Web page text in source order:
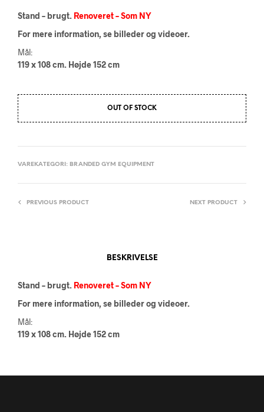
Stand – brugt. Renoveret – Som NY
For mere information, se billeder og videoer.
Mål:
119 x 108 cm. Højde 152 cm
OUT OF STOCK
VAREKATEGORI: BRANDED GYM EQUIPMENT
PREVIOUS PRODUCT NEXT PRODUCT
BESKRIVELSE
Stand – brugt. Renoveret – Som NY
For mere information, se billeder og videoer.
Mål:
119 x 108 cm. Højde 152 cm